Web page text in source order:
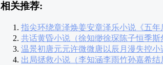
相关推荐:
指尖环绕章泽焕姜安章泽乐小说《五年
共话黄昏小说（徐知缈徐琛陈子恒季斯
温景初唐元元许微微唐以辰月漫失控
出局拯救小说（李知涵李雨竹孙嘉希结